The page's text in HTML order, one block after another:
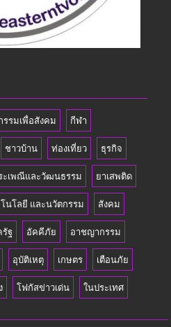
รรมเพื่อสังคม กีฬา
ชาวบ้าน ท่องเที่ยว ธุรกิจ
ะเพณีและวัฒนธรรม ยาเสพติด
นโลยี และนวัตกรรม สังคม
ฐ อัคคีภัย อาชญากรรม
อุบัติเหตุ เกษตร เตือนภัย
โฟกัสข่าวเด่น ในประเทศ